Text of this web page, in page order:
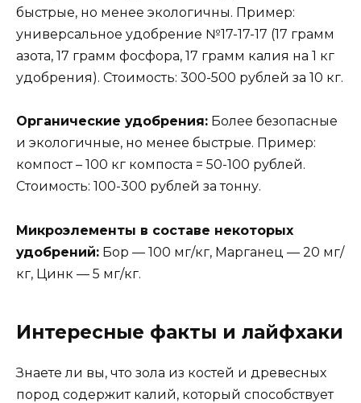
быстрые, но менее экологичны. Пример:
универсальное удобрение №17-17-17 (17 грамм
азота, 17 грамм фосфора, 17 грамм калия на 1 кг
удобрения). Стоимость: 300-500 рублей за 10 кг.
Органические удобрения: Более безопасные
и экологичные, но менее быстрые. Пример:
компост – 100 кг компоста = 50-100 рублей.
Стоимость: 100-300 рублей за тонну.
Микроэлементы в составе некоторых
удобрений: Бор — 100 мг/кг, Марганец — 20 мг/
кг, Цинк — 5 мг/кг.
Интересные факты и лайфхаки
Знаете ли вы, что зола из костей и древесных
пород содержит калий, который способствует